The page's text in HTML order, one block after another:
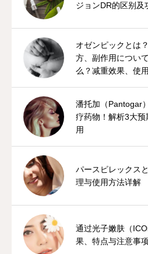
ジョンDR的区别及
オゼンピックとは
方、副作用につい
么？减重效果、使
潘托加（
疗药物！解析3大
用
パースピレックス
理与使用方法详解
通过光子嫩肤（
果、特点与注意事